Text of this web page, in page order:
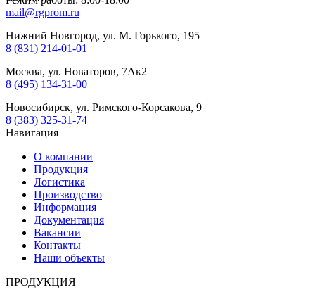
mail@rgprom.ru
Нижний Новгород, ул. М. Горького, 195
8 (831) 214-01-01
Москва, ул. Новаторов, 7Ак2
8 (495) 134-31-00
Новосибирск, ул. Римского-Корсакова, 9
8 (383) 325-31-74
Навигация
О компании
Продукция
Логистика
Производство
Информация
Документация
Вакансии
Контакты
Наши объекты
ПРОДУКЦИЯ